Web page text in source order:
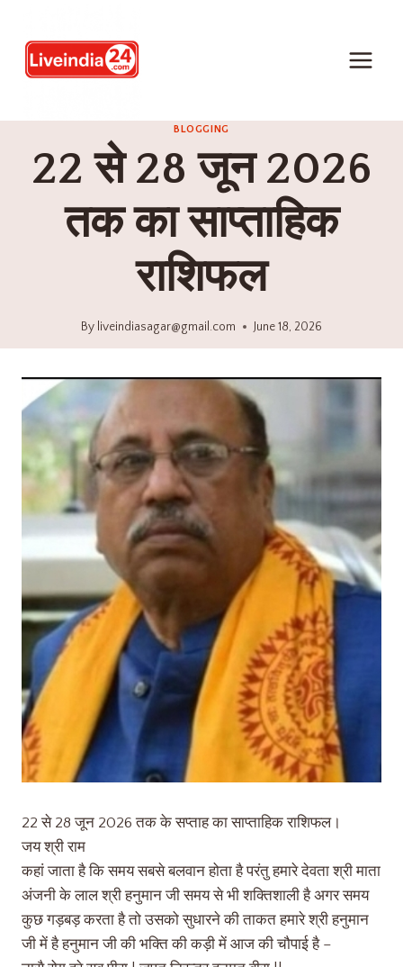
BLOGGING
22 से 28 जून 2026
तक का साप्ताहिक
राशिफल
By liveindiasagar@gmail.com June 18, 2026
22 से 28 जून 2026 तक के सप्ताह का साप्ताहिक राशिफल।
जय श्री राम
कहां जाता है कि समय सबसे बलवान होता है परंतु हमारे देवता श्री माता
अंजनी के लाल श्री हनुमान जी समय से भी शक्तिशाली है अगर समय
कुछ गड़बड़ करता है तो उसको सुधारने की ताकत हमारे श्री हनुमान
जी में है हनुमान जी की भक्ति की कड़ी में आज की चौपाई है –